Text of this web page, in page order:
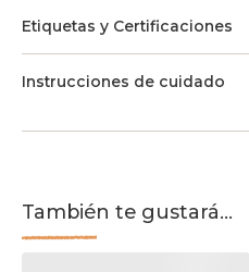
Etiquetas y Certificaciones
Instrucciones de cuidado
También te gustará...